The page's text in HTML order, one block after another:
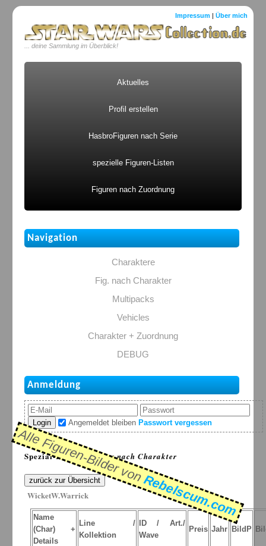
Impressum |Über mich
... deine Sammlung im Überblick!
Aktuelles
Profil erstellen
HasbroFiguren nach Serie
spezielle Figuren-Listen
Figuren nach Zuordnung
Navigation
Charaktere
Fig. nach Charakter
Multipacks
Vehicles
Charakter + Zuordnung
DEBUG
Anmeldung
Login Angemeldet bleiben Passwort vergessen
Spezial-Listen: >Figur nach Charakter
Alle Figuren-Bilder von
Rebelscum.com
zurück zur Übersicht
WicketW.Warrick
Name
(Char) +
Details
Line /
Kollektion
ID / Art./
Wave
Preis Jahr BildP